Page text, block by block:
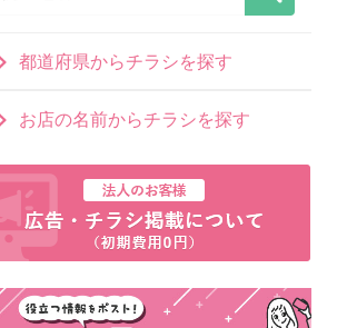
都道府県からチラシを探す
お店の名前からチラシを探す